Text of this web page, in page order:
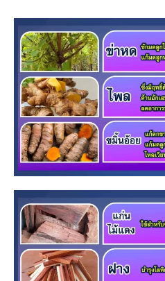
พลังพฤกษศาสตร์ก
ปราศจากเอสโตรเ
พร้อมกระชับช่องค
กลิ่นตกขาว เคลีย
ภา